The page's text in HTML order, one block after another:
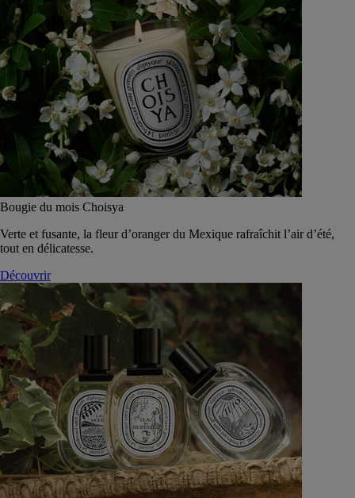
Bougie du mois Choisya
Verte et fusante, la fleur d’oranger du Mexique rafraîchit l’air d’été,
tout en délicatesse.
Découvrir